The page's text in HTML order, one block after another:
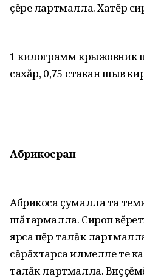
çĕре лартмалла. Хатĕр
1 килограмм крыжовник
сахăр, 0,75 стакан шыв
Абрикосран
Абрикоса çумалла та
шăтармалла. Сироп
ярса пĕр талăк
сăрăхтарса илмелле те
талăк лартмалла.